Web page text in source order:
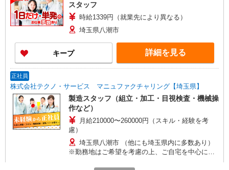
スタッフ
時給1339円（就業先により異なる）
埼玉県八潮市
キープ 詳細を見る
正社員
株式会社テクノ・サービス マニュファクチャリング【埼玉県】
製造スタッフ（組立・加工・目視検査・機械操
作など）
月給210000〜260000円（スキル・経験を考
慮）
埼玉県八潮市 （他にも埼玉県内に多数あり）
※勤務地はご希望を考慮の上、ご自宅を中心に通